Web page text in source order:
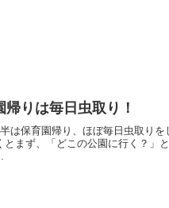
帰りは毎日虫取り！
は保育園帰り、ほぼ毎日虫取り
とまず、「どこの公園に行く？」